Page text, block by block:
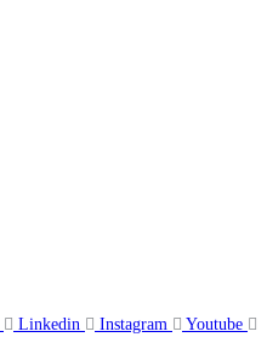
Linkedin Instagram Youtube